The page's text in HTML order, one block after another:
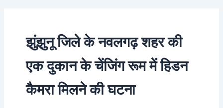
झुंझुनू जिले के नवलगढ़ शहर की
एक दुकान के चेंजिंग रूम में हिडन
कैमरा मिलने की घटना